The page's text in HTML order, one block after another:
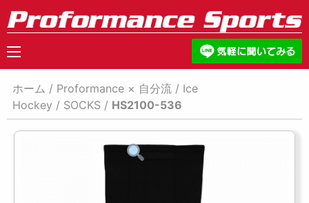
ホーム / Proformance × 自分流 / Ice
Hockey / SOCKS / HS2100-536